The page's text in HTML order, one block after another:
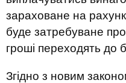
зараховане на
буде затребуване
гроші переходять до
Згідно з новим